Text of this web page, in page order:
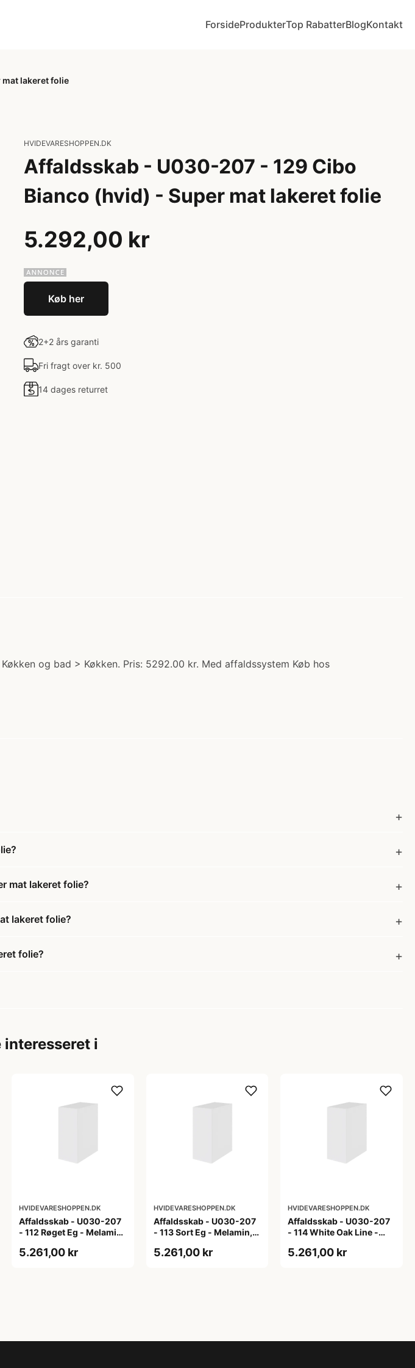
ForsideProdukterTop RabatterBlogKontakt
lakeret folie
HVIDEVARESHOPPEN.DK
Affaldsskab - U030-207 - 129 Cibo
Bianco (hvid) - Super mat lakeret folie
5.292,00 kr
Køb her
2+2 års garanti
Fri fragt over kr. 500
14 dages returret
og bad > Køkken. Pris: 5292.00 kr. Med affaldssystem Køb hos
mat lakeret folie?
lakeret folie?
folie?
interesseret i
HVIDEVARESHOPPEN.DK
Affaldsskab - U030-207
- 112 Røget Eg - Melamin,
5.261,00 kr
HVIDEVARESHOPPEN.DK
Affaldsskab - U030-207
- 113 Sort Eg - Melamin,
5.261,00 kr
HVIDEVARESHOPPEN.DK
Affaldsskab - U030-207
- 114 White Oak Line -
5.261,00 kr